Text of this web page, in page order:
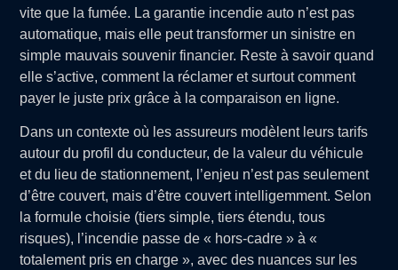
vite que la fumée. La garantie incendie auto n’est pas
automatique, mais elle peut transformer un sinistre en
simple mauvais souvenir financier. Reste à savoir quand
elle s’active, comment la réclamer et surtout comment
payer le juste prix grâce à la comparaison en ligne.
Dans un contexte où les assureurs modèlent leurs tarifs
autour du profil du conducteur, de la valeur du véhicule
et du lieu de stationnement, l’enjeu n’est pas seulement
d’être couvert, mais d’être couvert intelligemment. Selon
la formule choisie (tiers simple, tiers étendu, tous
risques), l’incendie passe de « hors-cadre » à «
totalement pris en charge », avec des nuances sur les